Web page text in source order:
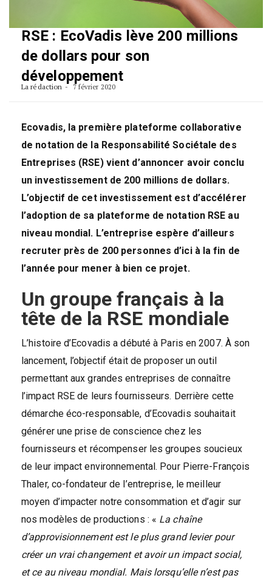
RSE : EcoVadis lève 200 millions
de dollars pour son
développement
La rédaction 7 février 2020
Ecovadis, la première plateforme collaborative
de notation de la Responsabilité Sociétale des
Entreprises (RSE) vient d’annoncer avoir conclu
un investissement de 200 millions de dollars.
L’objectif de cet investissement est d’accélérer
l’adoption de sa plateforme de notation RSE au
niveau mondial. L’entreprise espère d’ailleurs
recruter près de 200 personnes d’ici à la fin de
l’année pour mener à bien ce projet.
Un groupe français à la
tête de la RSE mondiale
L’histoire d’Ecovadis a débuté à Paris en 2007. À son
lancement, l’objectif était de proposer un outil
permettant aux grandes entreprises de connaître
l’impact RSE de leurs fournisseurs. Derrière cette
démarche éco-responsable, d’Ecovadis souhaitait
générer une prise de conscience chez les
fournisseurs et récompenser les groupes soucieux
de leur impact environnemental. Pour Pierre-François
Thaler, co-fondateur de l’entreprise, le meilleur
moyen d’impacter notre consommation et d’agir sur
nos modèles de productions : « La chaîne
d’approvisionnement est le plus grand levier pour
créer un vrai changement et avoir un impact social,
et ce au niveau mondial. Mais lorsqu’elle n’est pas